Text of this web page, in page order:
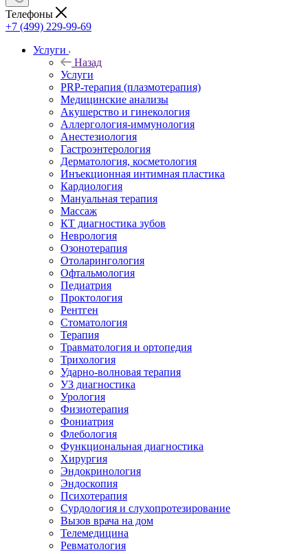
Телефоны
+7 (499) 229-99-69
Услуги
Назад
Услуги
PRP-терапия (плазмотерапия)
Медицинские анализы
Акушерство и гинекология
Аллергология-иммунология
Анестезиология
Гастроэнтерология
Дерматология, косметология
Инъекционная интимная пластика
Кардиология
Мануальная терапия
Массаж
КТ диагностика зубов
Неврология
Озонотерапия
Отоларингология
Офтальмология
Педиатрия
Проктология
Рентген
Стоматология
Терапия
Травматология и ортопедия
Трихология
Ударно-волновая терапия
УЗ диагностика
Урология
Физиотерапия
Фониатрия
Флебология
Функциональная диагностика
Хирургия
Эндокринология
Эндоскопия
Психотерапия
Сурдология и слухопротезирование
Вызов врача на дом
Телемедицина
Ревматология